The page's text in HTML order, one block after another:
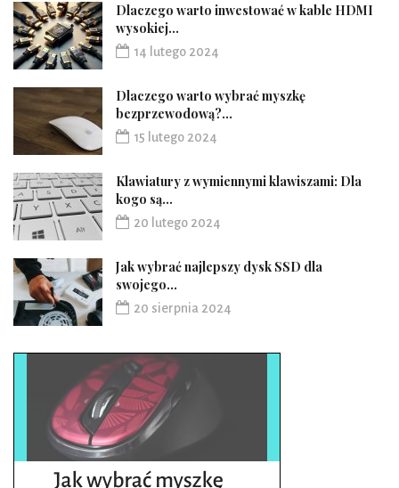
Dlaczego warto inwestować w kable HDMI
wysokiej...
14 lutego 2024
Dlaczego warto wybrać myszkę
bezprzewodową?...
15 lutego 2024
Klawiatury z wymiennymi klawiszami: Dla
kogo są...
20 lutego 2024
Jak wybrać najlepszy dysk SSD dla
swojego...
20 sierpnia 2024